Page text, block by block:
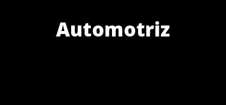
Automotriz